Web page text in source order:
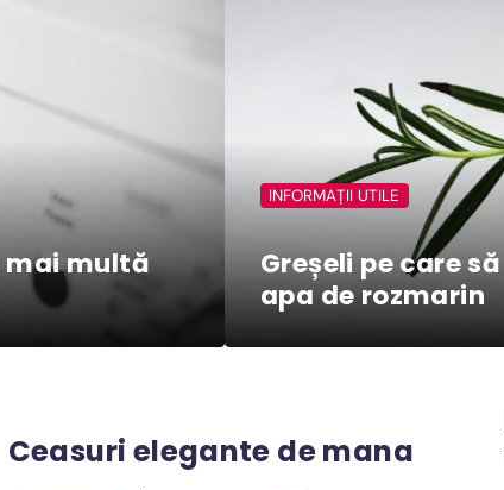
mai multă
INFORMAȚII UTILE
Greșeli pe care
apa de rozmarin
Ceasuri elegante de mana